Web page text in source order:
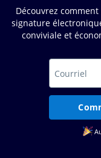
Découvrez
signature
conviviale et